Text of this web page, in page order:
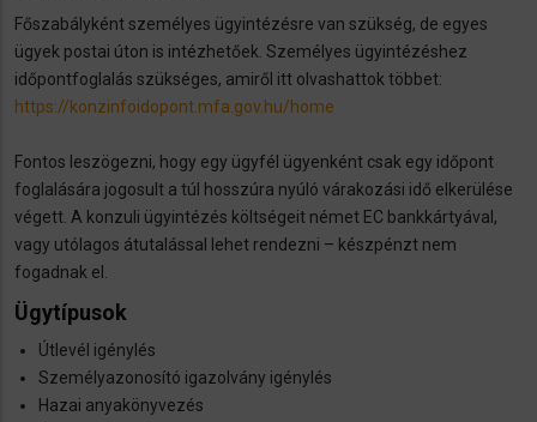
Főszabályként személyes ügyintézésre van szükség, de egyes
ügyek postai úton is intézhetőek. Személyes ügyintézéshez
időpontfoglalás szükséges, amiről itt olvashattok többet:
https://konzinfoidopont.mfa.gov.hu/home
Fontos leszögezni, hogy egy ügyfél ügyenként csak egy időpont
foglalására jogosult a túl hosszúra nyúló várakozási idő elkerülése
végett. A konzuli ügyintézés költségeit német EC bankkártyával,
vagy utólagos átutalással lehet rendezni – készpénzt nem
fogadnak el.
Ügytípusok
Útlevél igénylés
Személyazonosító igazolvány igénylés
Hazai anyakönyvezés